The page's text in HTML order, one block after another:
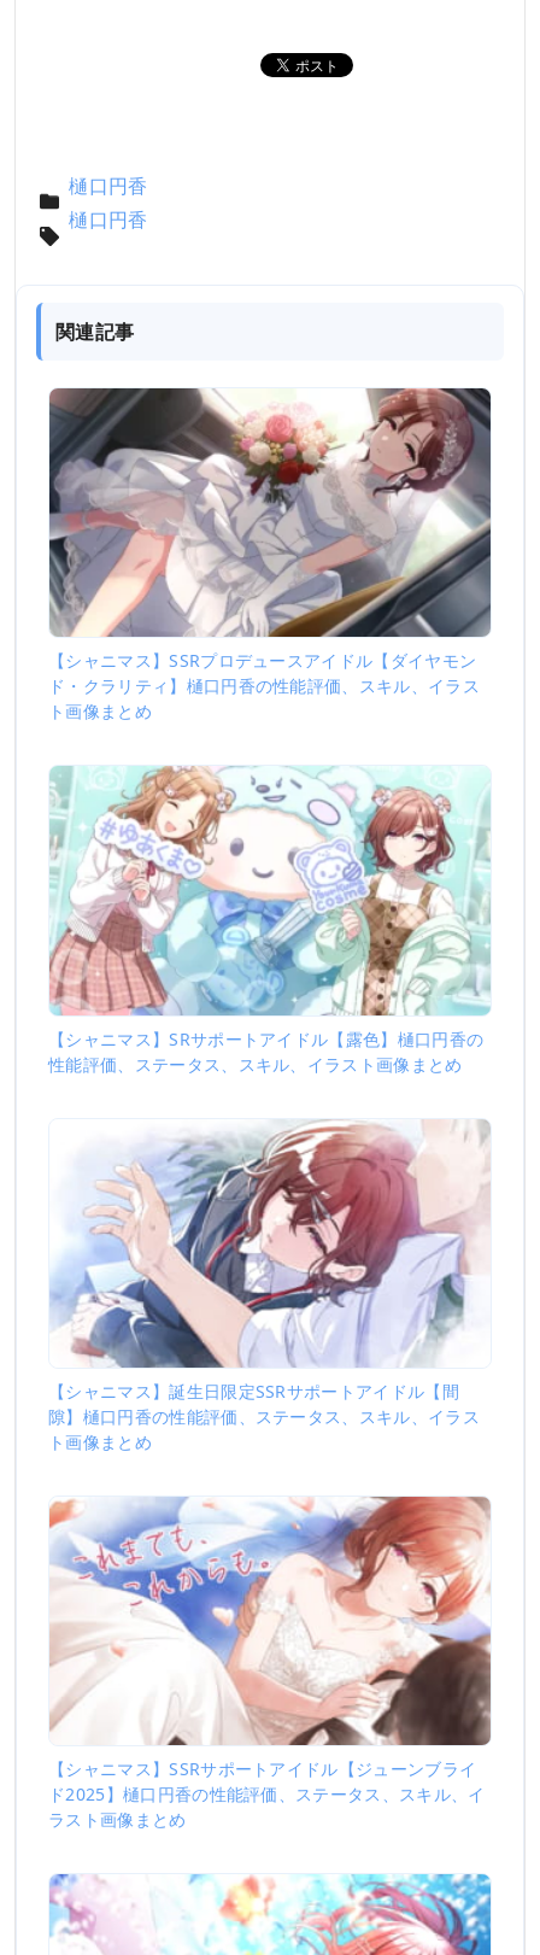
樋口円香
樋口円香
関連記事
【シャニマス】SSRプロデュースアイドル【ダイヤモン
ド・クラリティ】樋口円香の性能評価、スキル、イラス
ト画像まとめ
【シャニマス】SRサポートアイドル【露色】樋口円香の
性能評価、ステータス、スキル、イラスト画像まとめ
【シャニマス】誕生日限定SSRサポートアイドル【間
隙】樋口円香の性能評価、ステータス、スキル、イラス
ト画像まとめ
【シャニマス】SSRサポートアイドル【ジューンブライ
ド2025】樋口円香の性能評価、ステータス、スキル、イ
ラスト画像まとめ